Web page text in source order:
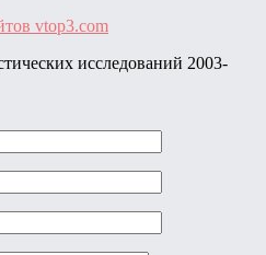
vtop3.com
исследований ‎2003-